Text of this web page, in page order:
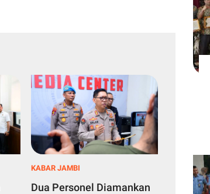
KABAR JAMBI
Dua Personel Diamankan